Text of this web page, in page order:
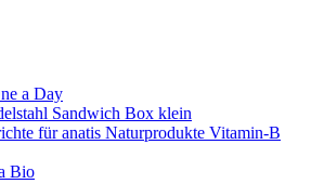
a Day
Sandwich Box klein
für anatis Naturprodukte Vitamin-B
Bio